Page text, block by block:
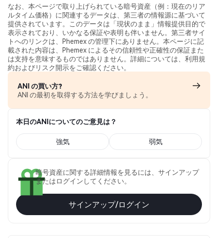
なお、本ページで取り上げられている暗号資産（例：現在のリア
ルタイム価格）に関連するデータは、第三者の情報源に基づいて
提供されています。このデータは「現状のまま」情報提供目的で
表示されており、いかなる保証や表明も伴いません。第三者サイ
トへのリンクは、Phemex の管理下にありません。本ページに記
載された内容は、Phemex によるその信頼性や正確性の保証また
は支持を意味するものではありません。詳細については、利用規
約およびリスク開示をご確認ください。
ANI の買い方?
ANI の最初を取得する方法を学びましょう。
本日のANIについてのご意見は？
強気 弱気
暗号資産に関する詳細情報を見るには、サインアップ
またはログインしてください。
サインアップ/ログイン